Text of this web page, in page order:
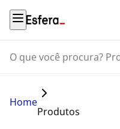
O que você procura?
Home
Produtos